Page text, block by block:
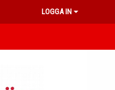
LOGGA IN